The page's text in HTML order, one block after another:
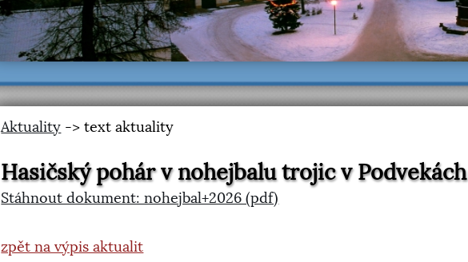
Aktuality -> text aktuality
Hasičský pohár v nohejbalu trojic v Podvekách
Stáhnout dokument: nohejbal+2026 (pdf)
zpět na výpis aktualit